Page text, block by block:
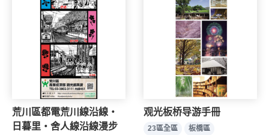
荒川區都電荒川線沿線・
日暮里・舍人線沿線漫步
观光板桥导游手冊
23區全區 板橋區